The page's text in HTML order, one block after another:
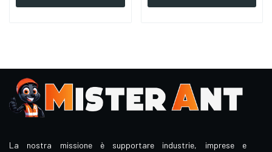
La nostra missione è supportare industrie, imprese e